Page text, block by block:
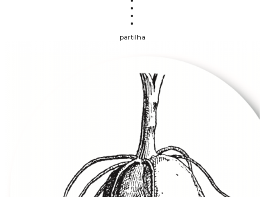
partilha